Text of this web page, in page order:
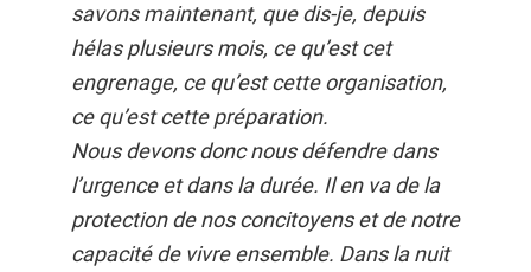
savons maintenant, que dis-je, depuis
hélas plusieurs mois, ce qu’est cet
engrenage, ce qu’est cette organisation,
ce qu’est cette préparation.
Nous devons donc nous défendre dans
l’urgence et dans la durée. Il en va de la
protection de nos concitoyens et de notre
capacité de vivre ensemble. Dans la nuit